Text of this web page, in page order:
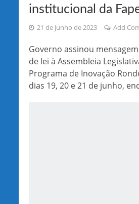
institucional da
21 de junho de 2023 Add
Governo assinou
de lei à Assembleia
Programa de Inovação
dias 19, 20 e 21 de junho,